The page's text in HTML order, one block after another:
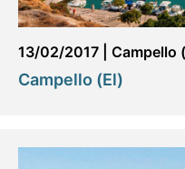
13/02/2017 Campello
Campello (El)